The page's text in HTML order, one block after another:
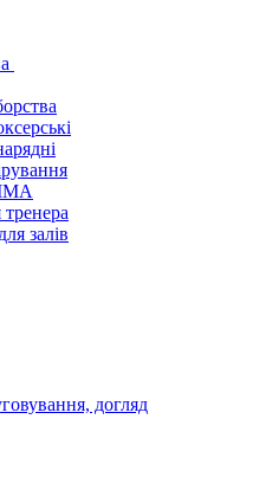
тренера
залів
догляд